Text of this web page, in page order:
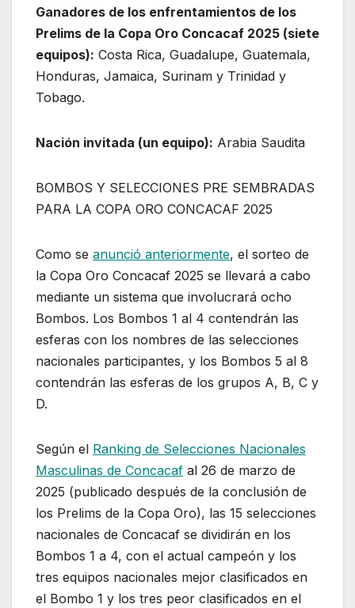
Ganadores de los enfrentamientos de los
Prelims de la Copa Oro Concacaf 2025 (siete
equipos): Costa Rica, Guadalupe, Guatemala,
Honduras, Jamaica, Surinam y Trinidad y
Tobago.
Nación invitada (un equipo): Arabia Saudita
BOMBOS Y SELECCIONES PRE SEMBRADAS
PARA LA COPA ORO CONCACAF 2025
Como se anunció anteriormente, el sorteo de
la Copa Oro Concacaf 2025 se llevará a cabo
mediante un sistema que involucrará ocho
Bombos. Los Bombos 1 al 4 contendrán las
esferas con los nombres de las selecciones
nacionales participantes, y los Bombos 5 al 8
contendrán las esferas de los grupos A, B, C y
D.
Según el Ranking de Selecciones Nacionales
Masculinas de Concacaf al 26 de marzo de
2025 (publicado después de la conclusión de
los Prelims de la Copa Oro), las 15 selecciones
nacionales de Concacaf se dividirán en los
Bombos 1 a 4, con el actual campeón y los
tres equipos nacionales mejor clasificados en
el Bombo 1 y los tres peor clasificados en el